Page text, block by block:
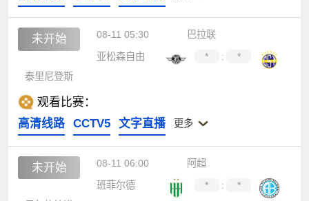
未开始 08-11 05:30
巴拉联
亚松森自由
* :
*
泰里尼登斯
观看比赛：
高清线路
CCTV5 文字直播 更多
未开始 08-11 06:00
阿超
班菲尔德
* :
*